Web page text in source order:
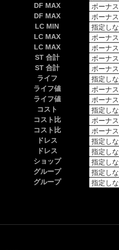
DF MAX
DF MAX
LC MIN
LC MAX
LC MAX
ST 合計
ST 合計
ライフ
ライフ値
ライフ値
コスト
コスト比
コスト比
ドレス
ドレス
ショップ
グループ
グループ